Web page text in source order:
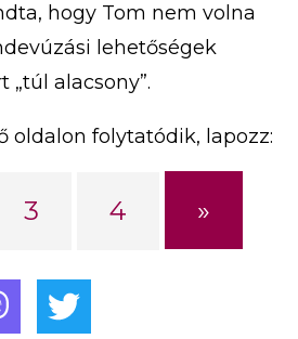
hogy Tom nem volna
lehetőségek
alacsony”.
oldalon folytatódik, lapozz:
3 4 »